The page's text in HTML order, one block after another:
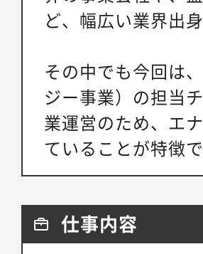
ど、幅広い業界出
その中でも今回は
ジー事業）の担当
業運営のため、エ
ていることが特徴で
仕事内容